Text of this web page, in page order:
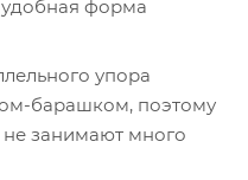
форма
упора
барашком, поэтому
не занимают много